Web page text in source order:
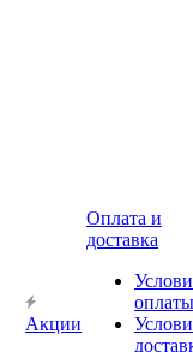
Акции
Оплата и
доставка
оплаты